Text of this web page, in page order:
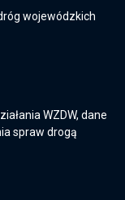
wojewódzkich
WZDW, dane
spraw drogą